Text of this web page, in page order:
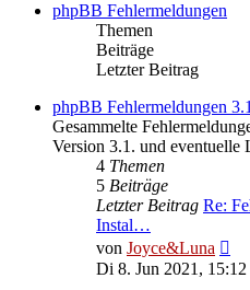
phpBB Fehlermeldungen
Themen
Beiträge
Letzter Beitrag
phpBB Fehlermeldungen
Gesammelte
Version 3.1. und eventuelle
4 Themen
5 Beiträge
Letzter Beitrag Re:
Instal…
von Joyce&Luna
Di 8. Jun 2021, 15:12